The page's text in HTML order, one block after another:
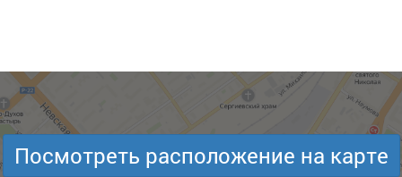
Посмотреть расположение на карте